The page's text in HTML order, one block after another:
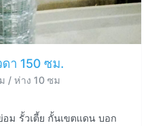
า 150 ซม.
/ ห่าง 10 ซม
ม รั้วเตี้ย กั้นเขตแดน บอก